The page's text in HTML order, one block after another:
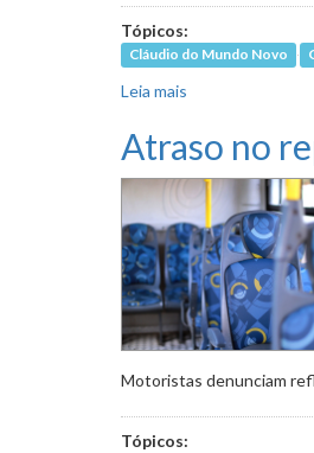
Tópicos:
Cláudio do Mundo Novo
Leia mais
Atraso no
Motoristas denunciam
Tópicos: